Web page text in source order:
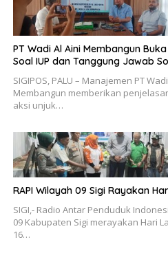
PT Wadi Al Aini Membangun
Soal IUP dan Tanggung Jawab
SIGIPOS, PALU – Manajemen PT
Membangun memberikan
aksi unjuk…
RAPI Wilayah 09 Sigi Rayakan
SIGI,- Radio Antar Penduduk
09 Kabupaten Sigi merayakan Hari
16…